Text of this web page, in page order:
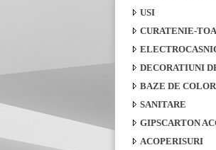
USI
CURATENIE-
DECORATIUNI
BAZE DE
SANITARE
GIPSCARTON
ACOPERISURI